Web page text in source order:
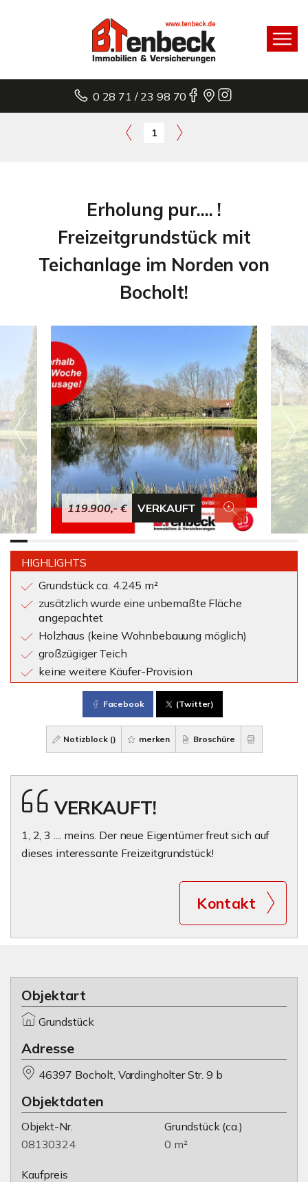
0 28 71 / 23 98 70
1
Erholung pur.... !
Freizeitgrundstück mit
Teichanlage im Norden von
Bocholt!
119.900,- € VERKAUFT
HIGHLIGHTS
Grundstück ca. 4.245 m²
zusätzlich wurde eine unbemaßte Fläche
angepachtet
Holzhaus (keine Wohnbebauung möglich)
großzügiger Teich
keine weitere Käufer-Provision
Facebook (Twitter)
Notizblock () merken Broschüre
VERKAUFT!
1, 2, 3 .... meins. Der neue Eigentümer freut sich auf
dieses interessante Freizeitgrundstück!
Kontakt
Objektart
Grundstück
Adresse
46397 Bocholt, Vardingholter Str. 9 b
Objektdaten
Objekt-Nr.
08130324
Grundstück(ca.)
0 m²
Kaufpreis